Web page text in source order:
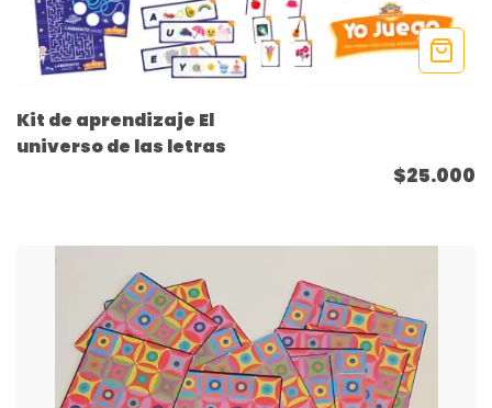
Kit de aprendizaje El
universo de las letras
$25.000